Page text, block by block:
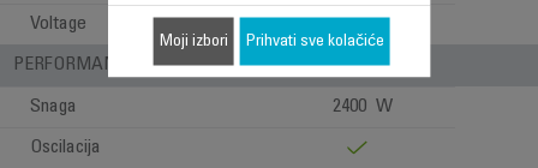
Voltage 220-240 V
PERFORMANSE
Snaga 2400 W
Oscilacija
Moji izbori Prihvati sve kolačiće